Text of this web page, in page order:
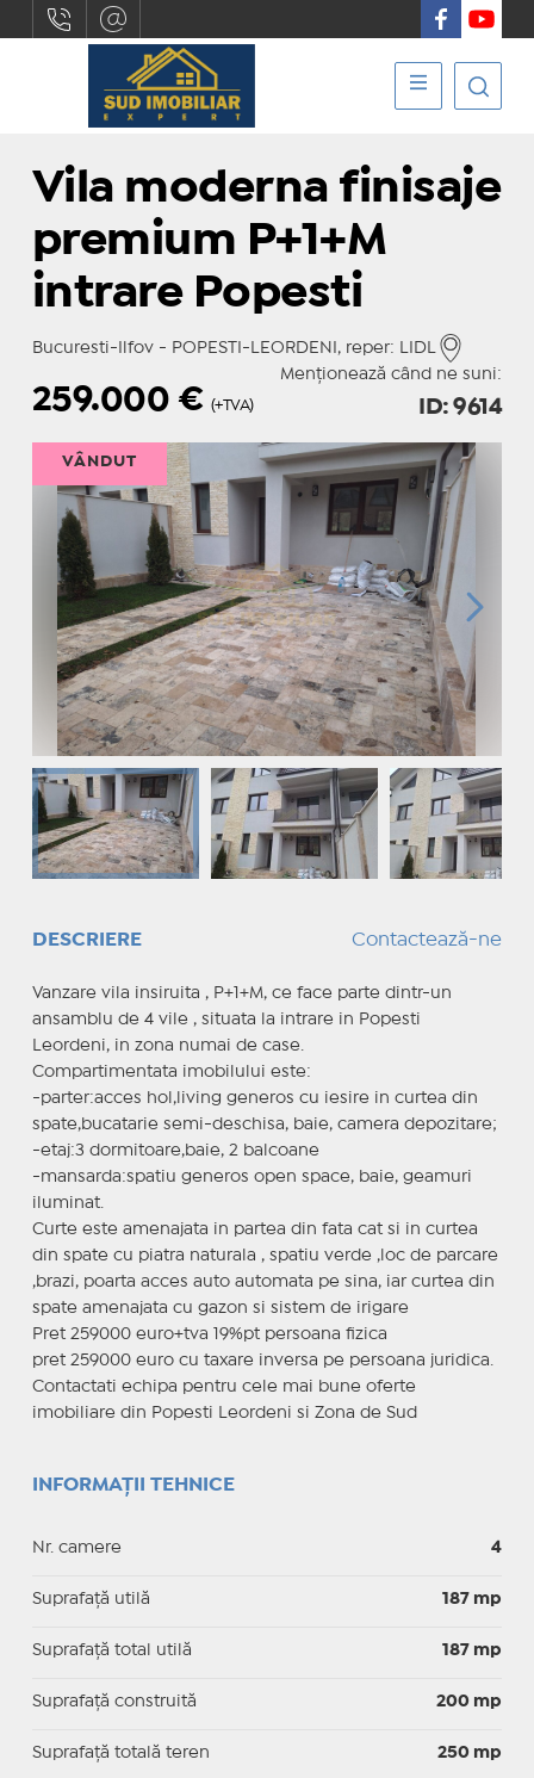
Vila moderna finisaje
premium P+1+M
intrare Popesti
Bucuresti-Ilfov - POPESTI-LEORDENI, reper: LIDL
Menționează când ne suni:
259.000 € (+TVA) ID: 9614
VÂNDUT
DESCRIERE Contactează-ne
Vanzare vila insiruita , P+1+M, ce face parte dintr-un
ansamblu de 4 vile , situata la intrare in Popesti
Leordeni, in zona numai de case.
Compartimentata imobilului este:
-parter:acces hol,living generos cu iesire in curtea din
spate,bucatarie semi-deschisa, baie, camera depozitare;
-etaj:3 dormitoare,baie, 2 balcoane
-mansarda:spatiu generos open space, baie, geamuri
iluminat.
Curte este amenajata in partea din fata cat si in curtea
din spate cu piatra naturala , spatiu verde ,loc de parcare
,brazi, poarta acces auto automata pe sina, iar curtea din
spate amenajata cu gazon si sistem de irigare
Pret 259000 euro+tva 19%pt persoana fizica
pret 259000 euro cu taxare inversa pe persoana juridica.
Contactati echipa pentru cele mai bune oferte
imobiliare din Popesti Leordeni si Zona de Sud
INFORMAȚII TEHNICE
Nr. camere 4
Suprafaţă utilă 187 mp
Suprafaţă total utilă 187 mp
Suprafaţă construită 200 mp
Suprafață totală teren 250 mp